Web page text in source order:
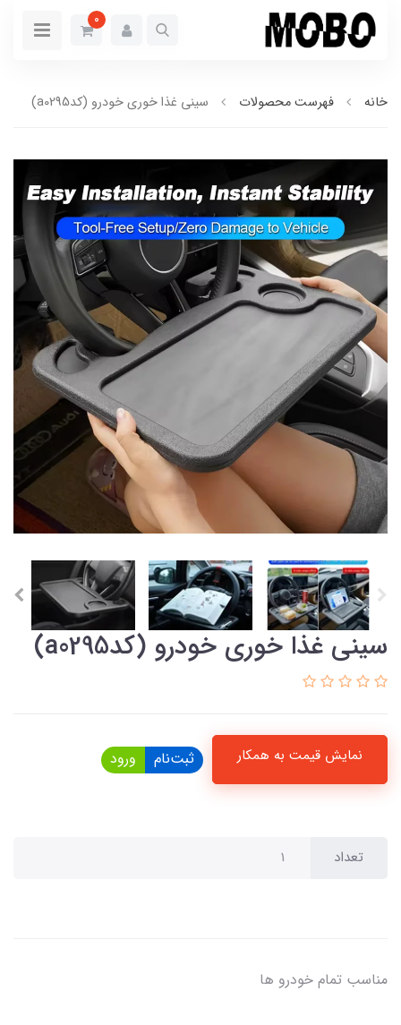
0
خانه فهرست محصولات سینی غذا خوری خودرو (کدa0295)
سینی غذا خوری خودرو (کدa0295)
نمایش قیمت به همکار ثبت‌نام ورود
تعداد
مناسب تمام خودرو ها